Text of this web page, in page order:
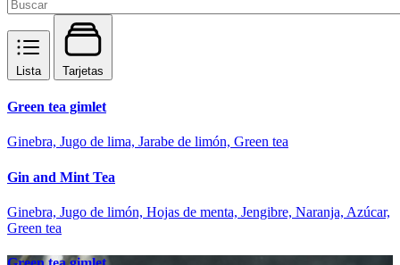
Lista Tarjetas
Green tea gimlet
Ginebra, Jugo de lima, Jarabe de limón, Green tea
Gin and Mint Tea
Ginebra, Jugo de limón, Hojas de menta, Jengibre, Naranja, Azúcar,
Green tea